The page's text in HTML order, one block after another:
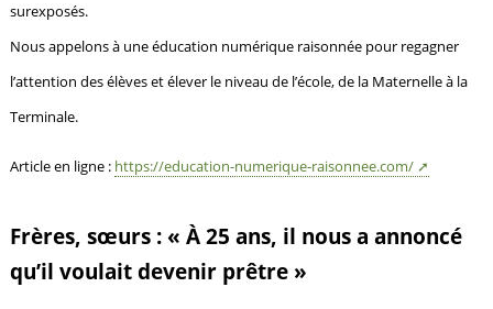
surexposés.
Nous appelons à une éducation numérique raisonnée pour regagner
l’attention des élèves et élever le niveau de l’école, de la Maternelle à la
Terminale.
Article en ligne : https://education-numerique-raisonnee.com/
Frères, sœurs : « À 25 ans, il nous a annoncé
qu’il voulait devenir prêtre »